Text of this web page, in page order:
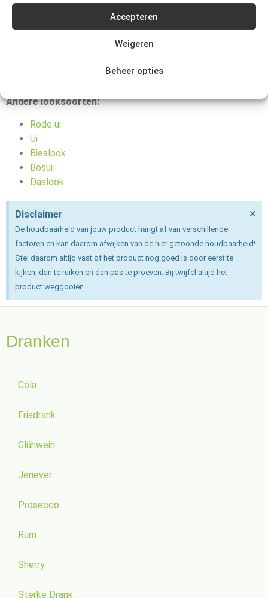
Accepteren
Weigeren
Beheer opties
daarom voor dat je de prei in een afgesloten bakje bewaart.
Gesneden prei is een stuk minder lang houdbaar. Als je de prei
prei gesneden koopt, kan je die bewaren tot de THT. Of als
mogelijk opeten of bij twijfel al weggooien.
Andere looksoorten:
Rode ui
Ui
Bieslook
Bosui
Daslook
Disclaimer
De houdbaarheid van jouw product hangt af van verschillende
factoren en kan daarom afwijken van de hier getoonde houdbaarheid!
Stel daarom altijd vast of het product nog goed is door eerst te
kijken, dan te ruiken en dan pas te proeven. Bij twijfel altijd het
product weggooien.
×
Dranken
Cola
Frisdrank
Glühwein
Jenever
Prosecco
Rum
Sherry
Sterke Drank